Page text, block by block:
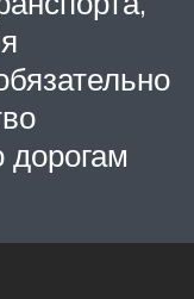
дорогам